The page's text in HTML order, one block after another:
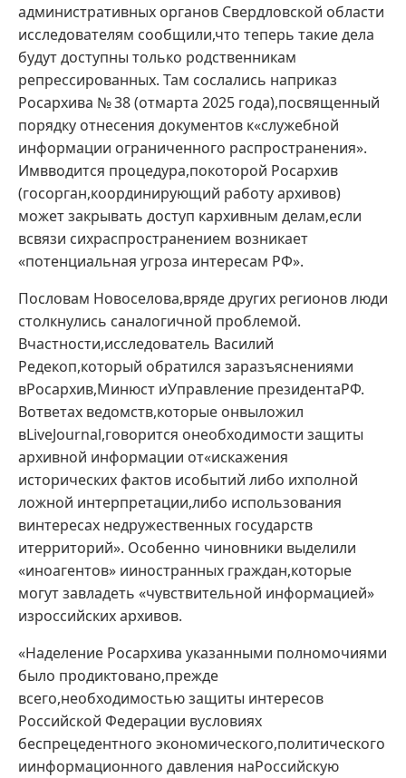
административных органов Свердловской области
исследователям сообщили,что теперь такие дела
будут доступны только родственникам
репрессированных. Там сослались наприказ
Росархива № 38 (отмарта 2025 года),посвященный
порядку отнесения документов к«служебной
информации ограниченного распространения».
Имвводится процедура,покоторой Росархив
(госорган,координирующий работу архивов)
может закрывать доступ кархивным делам,если
всвязи сихраспространением возникает
«потенциальная угроза интересам РФ».
Пословам Новоселова,вряде других регионов люди
столкнулись саналогичной проблемой.
Вчастности,исследователь Василий
Редекоп,который обратился заразъяснениями
вРосархив,Минюст иУправление президентаРФ.
Вответах ведомств,которые онвыложил
вLiveJournal,говорится онеобходимости защиты
архивной информации от«искажения
исторических фактов исобытий либо ихполной
ложной интерпретации,либо использования
винтересах недружественных государств
итерриторий». Особенно чиновники выделили
«иноагентов» ииностранных граждан,которые
могут завладеть «чувствительной информацией»
изроссийских архивов.
«Наделение Росархива указанными полномочиями
было продиктовано,прежде
всего,необходимостью защиты интересов
Российской Федерации вусловиях
беспрецедентного экономического,политического
иинформационного давления наРоссийскую